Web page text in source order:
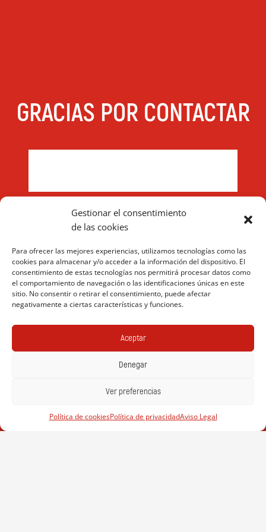
Gestionar el consentimiento
de las cookies
Para ofrecer las mejores experiencias, utilizamos tecnologías como las
cookies para almacenar y/o acceder a la información del dispositivo. El
consentimiento de estas tecnologías nos permitirá procesar datos como
el comportamiento de navegación o las identificaciones únicas en este
sitio. No consentir o retirar el consentimiento, puede afectar
negativamente a ciertas características y funciones.
Aceptar
Denegar
Ver preferencias
Política de cookiesPolítica de privacidadAviso Legal
GRACIAS POR CONTACTAR